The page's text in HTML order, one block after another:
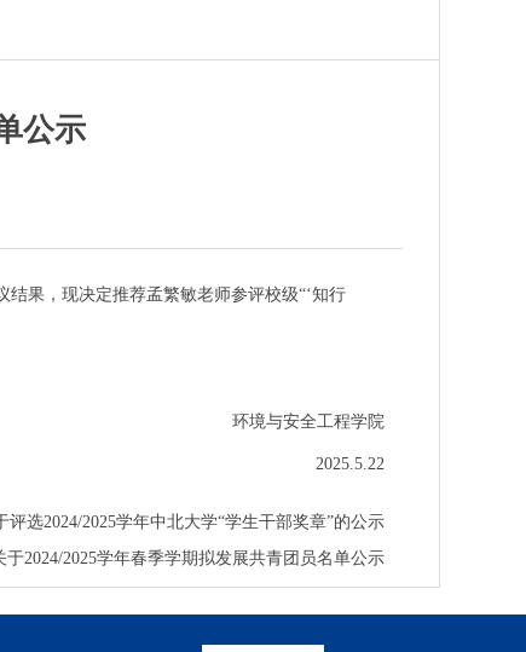
公示
果，现决定推荐孟繁敏老师参评校级“‘知行
环境与安全工程学院
2025.5.22
评选2024/2025学年中北大学“学生干部奖章”的公示
于2024/2025学年春季学期拟发展共青团员名单公示